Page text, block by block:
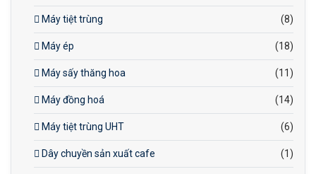
Máy tiệt trùng (8)
Máy ép (18)
Máy sấy thăng hoa (11)
Máy đồng hoá (14)
Máy tiệt trùng UHT (6)
Dây chuyền sản xuất cafe (1)